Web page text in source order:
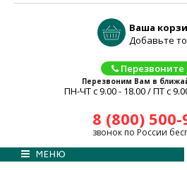
Ваша
Добавьте
Перезвоните
Перезвоним Вам в
ПН-ЧТ с 9.00 - 18.00 / ПТ с
8 (800) 500-
звонок по России
МЕНЮ